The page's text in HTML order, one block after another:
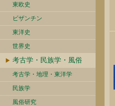
東欧史
ビザンチン
東洋史
世界史
考古学・民族学・風俗
考古学・地理・東洋学
民族学
風俗研究